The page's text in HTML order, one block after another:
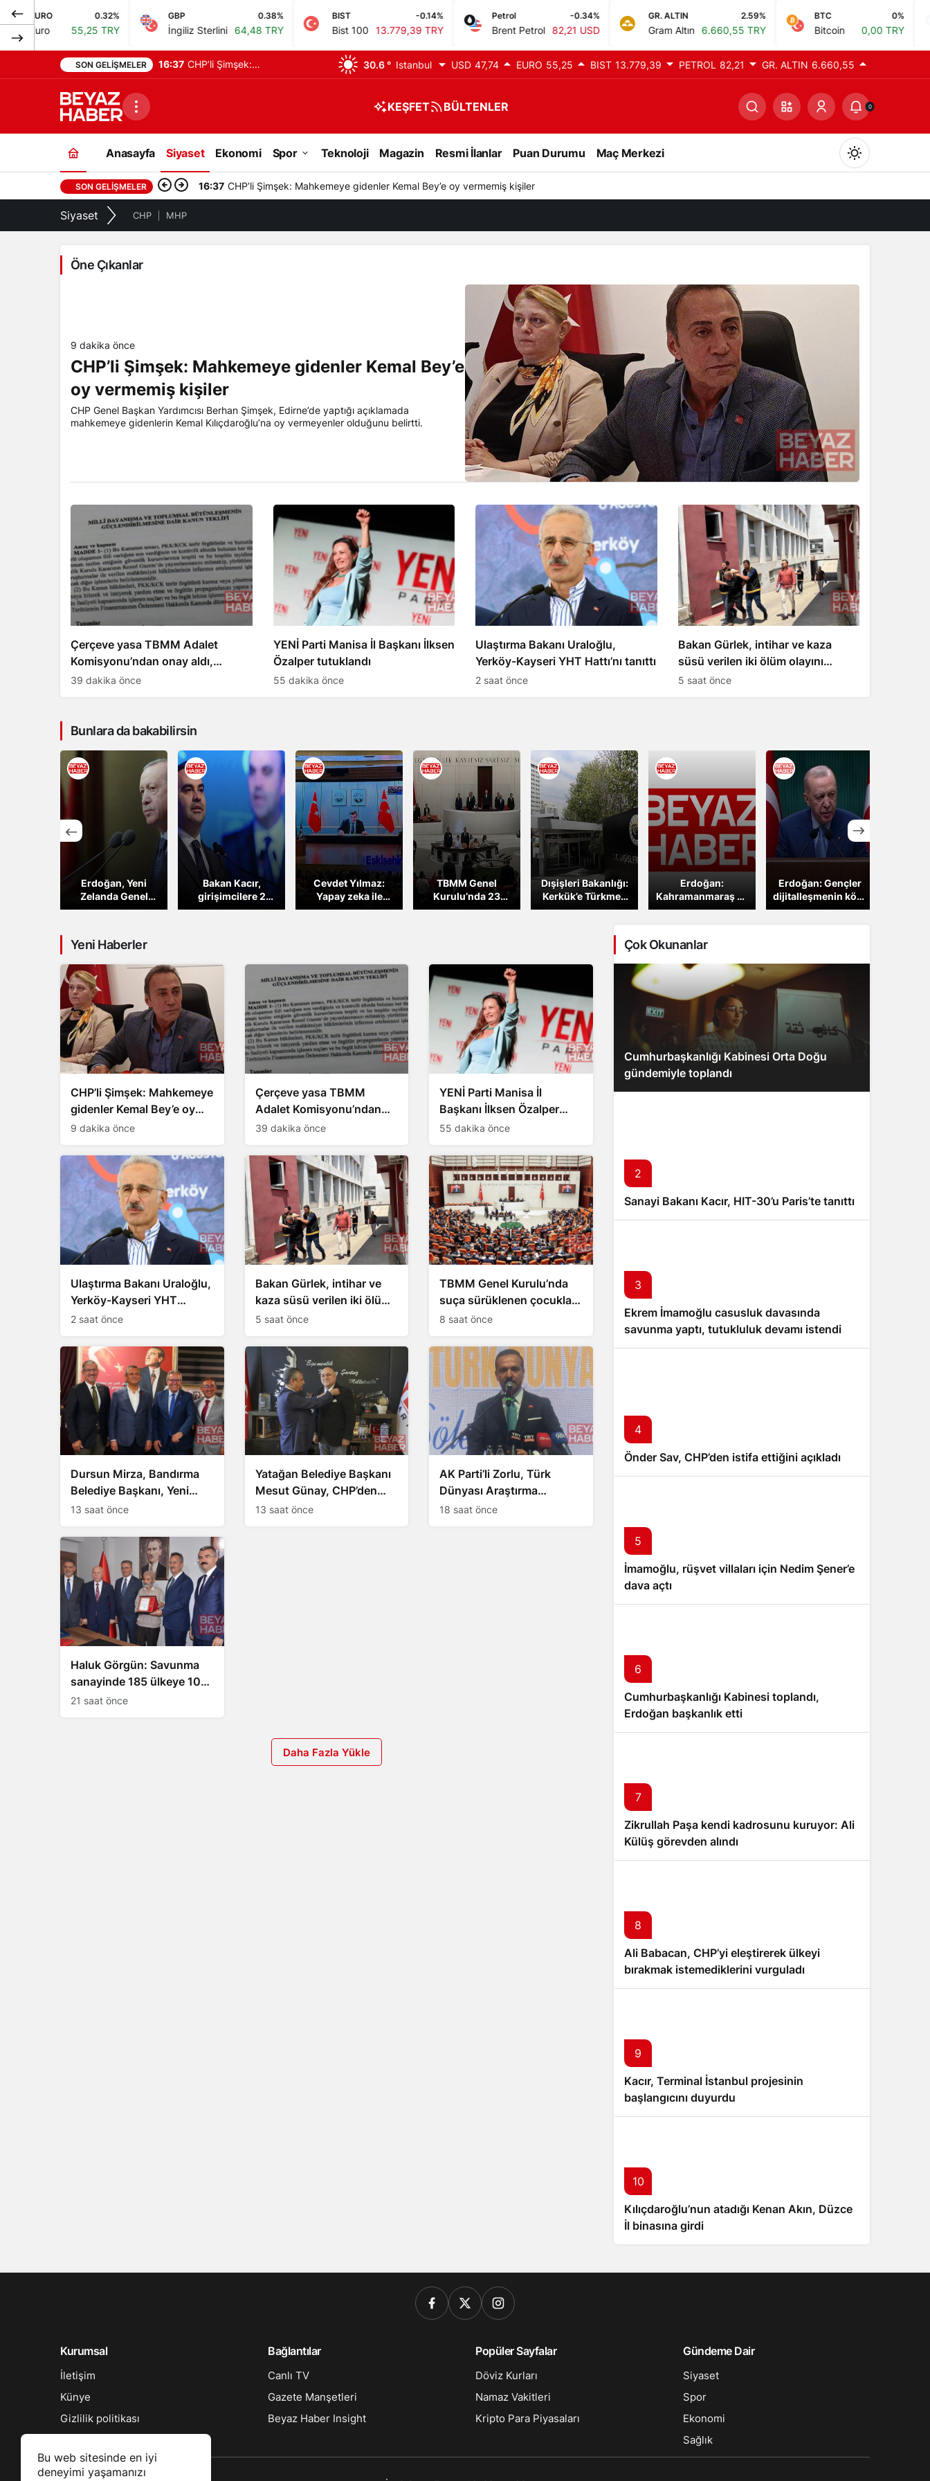
0.32%
55,25 TRY
GBP
İngiliz Sterlini 64,48 TRY
BIST
Bist 100 13.779,39 TRY
Petrol -0.34%
Brent Petrol 82,21 USD
GR. ALTIN 2.59%
Gram Altın 6.660,55 TRY
BTC
Bitcoin 0,00 TRY
ETH
SON GELIŞMELER 16:07 Çerçeve yasa TBMM
neler?
30.6 ° Istanbul USD 47,74 EURO 55,25 BIST 13.779,39 PETROL 82,21 GR. ALTIN 6.660,55
KEŞFET BÜLTENLER 0
Anasayfa Siyaset Ekonomi Spor Teknoloji Magazin Resmi İlanlar Puan Durumu Maç Merkezi
Gece Modu
Gece modunu seçin.
Sistem Modu
Sistem modunu seçin.
SON GELIŞMELER 16:22 Damlanur Sarihan cinayete kurban gitti; 7 akrabası gözaltında
Siyaset CHP MHP
Öne Çıkanlar
9 dakika önce
CHP’li Şimşek: Mahkemeye gidenler Kemal Bey’e
oy vermemiş kişiler
CHP Genel Başkan Yardımcısı Berhan Şimşek, Edirne’de yaptığı açıklamada
mahkemeye gidenlerin Kemal Kılıçdaroğlu’na oy vermeyenler olduğunu belirtti.
Çerçeve yasa TBMM Adalet
Komisyonu’ndan onay aldı,
maddeleri neler?
39 dakika önce
YENİ Parti Manisa İl Başkanı İlksen
Özalper tutuklandı
55 dakika önce
Ulaştırma Bakanı Uraloğlu,
Yerköy-Kayseri YHT Hattı’nı tanıttı
2 saat önce
Bakan Gürlek, intihar ve kaza
süsü verilen iki ölüm olayını
aydınlattı
5 saat önce
Bunlara da bakabilirsin
Erdoğan, Yeni
Zelanda Genel
Valisi Kiro ile
Bakan Kacır,
girişimcilere 2
milyon TL destek
Cevdet Yılmaz:
Yapay zeka ile
küresel rekabeti
TBMM Genel
Kurulu’nda 23
Nisan Çocuk Özel
Dışişleri Bakanlığı:
Kerkük’e Türkmen
vali seçilmesi tarihi
Erdoğan:
Kahramanmaraş ve
Şanlıurfa’daki okul
Erdoğan: Gençler
dijitalleşmenin kötü
etkisinde kalıyor
Yeni Haberler
CHP’li Şimşek: Mahkemeye
gidenler Kemal Bey’e oy
vermemiş kişiler
9 dakika önce
Çerçeve yasa TBMM
Adalet Komisyonu’ndan
onay aldı, maddeleri neler?
39 dakika önce
YENİ Parti Manisa İl
Başkanı İlksen Özalper
tutuklandı
55 dakika önce
Ulaştırma Bakanı Uraloğlu,
Yerköy-Kayseri YHT
Hattı’nı tanıttı
2 saat önce
Bakan Gürlek, intihar ve
kaza süsü verilen iki ölüm
olayını aydınlattı
5 saat önce
TBMM Genel Kurulu’nda
suça sürüklenen çocuklara
ilişkin teklif kabul edildi
8 saat önce
Dursun Mirza, Bandırma
Belediye Başkanı, Yeni
Parti’ye katıldı
13 saat önce
Yatağan Belediye Başkanı
Mesut Günay, CHP’den
Yeni Parti’ye geçti
13 saat önce
AK Parti’li Zorlu, Türk
Dünyası Araştırma
Merkezi’ni Keçiören’de
18 saat önce
Haluk Görgün: Savunma
sanayinde 185 ülkeye 10
milyar dolar ihracat hedefi
21 saat önce
Daha Fazla Yükle
Çok Okunanlar
Cumhurbaşkanlığı Kabinesi Orta Doğu
gündemiyle toplandı
2
Sanayi Bakanı Kacır, HIT-30’u Paris’te tanıttı
3
Ekrem İmamoğlu casusluk davasında
savunma yaptı, tutukluluk devamı istendi
4
Önder Sav, CHP’den istifa ettiğini açıkladı
5
İmamoğlu, rüşvet villaları için Nedim Şener’e
dava açtı
6
Cumhurbaşkanlığı Kabinesi toplandı,
Erdoğan başkanlık etti
7
Zikrullah Paşa kendi kadrosunu kuruyor: Ali
Külüş görevden alındı
8
Ali Babacan, CHP’yi eleştirerek ülkeyi
bırakmak istemediklerini vurguladı
9
Kacır, Terminal İstanbul projesinin
başlangıcını duyurdu
10
Kılıçdaroğlu’nun atadığı Kenan Akın, Düzce
İl binasına girdi
Bu web sitesinde en iyi
deneyimi yaşamanızı
Kurumsal
İletişim
Künye
Gizlilik politikası
Bağlantılar
Canlı TV
Gazete Manşetleri
Beyaz Haber Insight
Popüler Sayfalar
Döviz Kurları
Namaz Vakitleri
Kripto Para Piyasaları
Gündeme Dair
Siyaset
Spor
Ekonomi
Sağlık